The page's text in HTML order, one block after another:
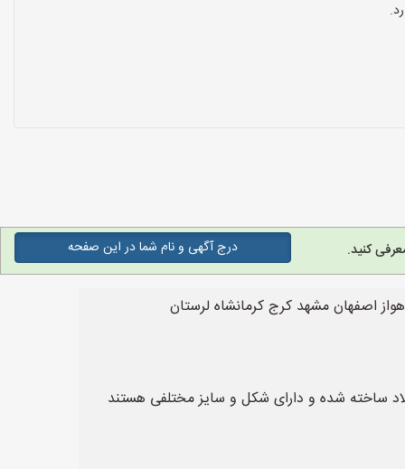
کنید. درج آگهی و نام شما در این صفحه
اصفهان مشهد کرج کرمانشاه لرستان
ساخته شده و دارای شکل و سایز مختلفی هستند